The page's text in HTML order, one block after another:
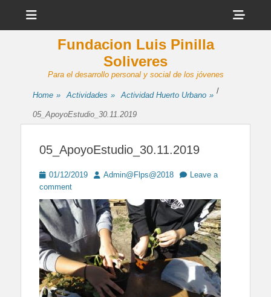
Fundacion Luis Pinilla
Soliveres
Para el desarrollo personal y social de los jóvenes
Home » Actividades » /
Actividad Huerto Urbano »
05_ApoyoEstudio_30.11.2019
05_ApoyoEstudio_30.11.2019
Posted
on
01/12/2019 Author
Admin@Flps@2018
Leave a
comment